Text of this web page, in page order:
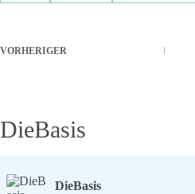
VORHERIGER
DieBasis
DieBasis